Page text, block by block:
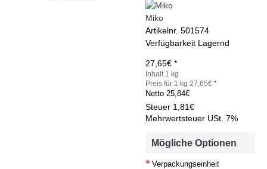
Miko
Artikelnr. 501574
Verfügbarkeit Lagernd
27,65€ *
Inhalt 1 kg
Preis für 1 kg 27,65€ *
Netto 25,84€
Steuer 1,81€
Mehrwertsteuer USt. 7%
Mögliche Optionen
Verpackungseinheit